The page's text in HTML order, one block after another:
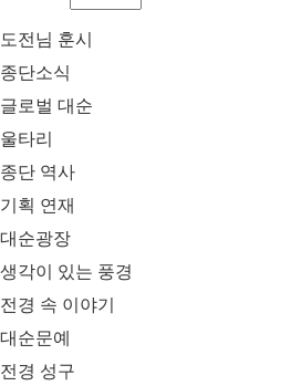
도전님 훈시
종단소식
글로벌 대순
울타리
종단 역사
기획 연재
대순광장
생각이 있는 풍경
전경 속 이야기
대순문예
전경 성구